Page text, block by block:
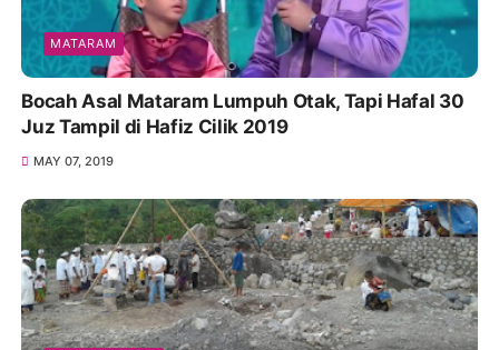
MATARAM
Bocah Asal Mataram Lumpuh Otak, Tapi Hafal 30
Juz Tampil di Hafiz Cilik 2019
MAY 07, 2019